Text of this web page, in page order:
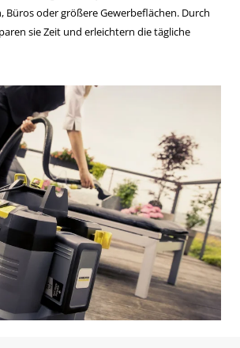
Büros oder größere Gewerbeflächen. Durch
sie Zeit und erleichtern die tägliche